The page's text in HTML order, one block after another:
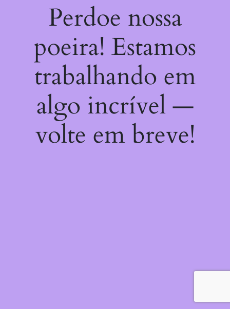
Perdoe nossa
poeira! Estamos
trabalhando em
algo incrível —
volte em breve!